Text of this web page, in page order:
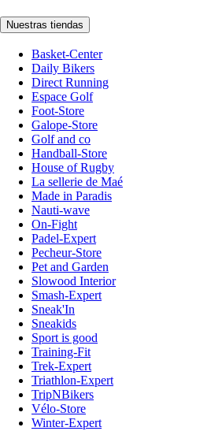
Nuestras tiendas
Basket-Center
Daily Bikers
Direct Running
Espace Golf
Foot-Store
Galope-Store
Golf and co
Handball-Store
House of Rugby
La sellerie de Maé
Made in Paradis
Nauti-wave
On-Fight
Padel-Expert
Pecheur-Store
Pet and Garden
Slowood Interior
Smash-Expert
Sneak'In
Sneakids
Sport is good
Training-Fit
Trek-Expert
Triathlon-Expert
TripNBikers
Vélo-Store
Winter-Expert